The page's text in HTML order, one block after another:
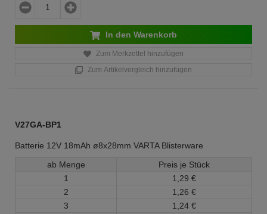
In den Warenkorb
Zum Merkzettel hinzufügen
Zum Artikelvergleich hinzufügen
V27GA-BP1
Batterie 12V 18mAh ø8x28mm VARTA Blisterware
ab Menge
Preis je Stück
1
1, 29 €
2
1, 26 €
3
1, 24 €